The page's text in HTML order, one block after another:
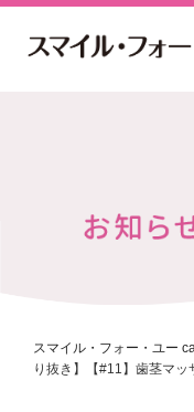
スマイル・フォー・ユー
り抜き】【#11】歯茎マッ